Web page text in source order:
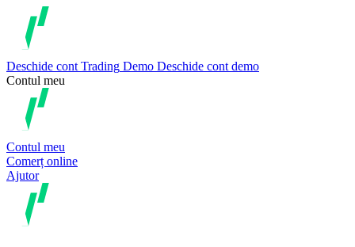
Deschide cont Trading Demo Deschide cont demo
Contul meu
Contul meu
Comerț online
Ajutor